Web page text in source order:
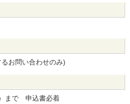
お問い合わせのみ)
まで 申込書必着